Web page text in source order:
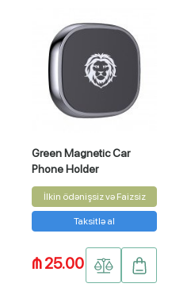
Green Magnetic Car
Phone Holder
İlkin ödənişsiz və Faizsiz
Taksitlə al
₼ 25.00